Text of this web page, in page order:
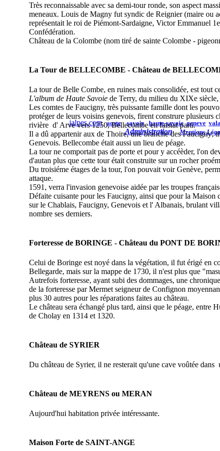
ialpes.com aoste savoie haute-savoie geneve
Administration Mentions
Très reconnaissable avec sa demi-tour ronde, son aspect
meneaux. Louis de Magny fut syndic de Reignier (maire ou
représentait le roi de Piémont-Sardaigne, Victor Emmanuel
Confédération.
Château de la Colombe (nom tiré de sainte Colombe -
La Tour de BELLECOMBE - Château de
La tour de Belle Combe, en ruines mais consolidée, est tout
L'album de Haute Savoie de Terry, du milieu du XIXe
Les comtes de Faucigny, très puissante famille dont les
protéger de leurs voisins genevois, firent construre plusieurs
rivière d' Arve vers 1250, Bellecombe en faisiat parti.
Il a dû appartenir aux de Thoire, une branche des Faucigny;
Genevois. Bellecombe était aussi un lieu de péage.
La tour ne comportait pas de porte et pour y accéèder, l'on
d'autan plus que cette tour était construite sur un rocher
Du troisiéme étages de la tour, l'on pouvait voir Genève,
attaque.
1591, verra l'invasion genevoise aidée par les troupes
Défaite cuisante pour les Faucigny, ainsi que pour la Maison
sur le Chablais, Faucigny, Genevois et l' Albanais, brulant
nombre ses derniers.
Forteresse de BORINGE - Château du PONT DE
Celui de Boringe est noyé dans la végétation, il fut érigé en
Bellegarde, mais sur la mappe de 1730, il n'est plus que
Autrefois forteresse, ayant subi des dommages, une
de la forteresse par Mermet seigneur de Confignon
plus 30 autres pour les réparations faites au château.
Le château sera échangé plus tard, ainsi que le péage, entre
de Cholay en 1314 et 1320.
Château de SYRIER
Du château de Syrier, il ne resterait qu'une cave voûtée dans
Château de MEYRENS ou MERAN
Aujourd'hui habitation privée intéressante.
Maison Forte de SAINT-ANGE